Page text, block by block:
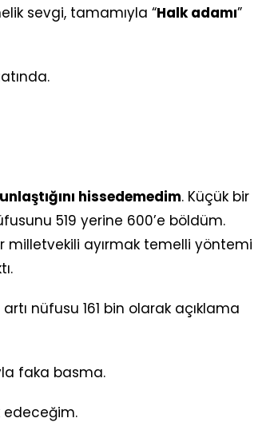
sevgi, tamamıyla “Halk adamı”
hissedemedim. Küçük bir
519 yerine 600’e böldüm.
milletvekili ayırmak temelli yöntemi
nüfusu 161 bin olarak açıklama
faka basma.
edeceğim.